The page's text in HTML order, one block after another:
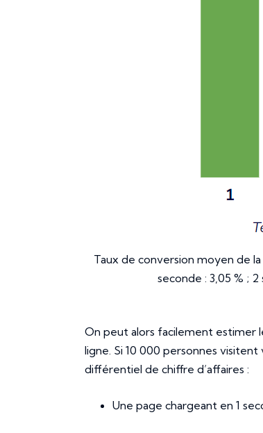
Taux de conversion moyen de
seconde : 3,05 % ; 2
On peut alors facilement estimer
ligne. Si 10 000 personnes
différentiel de chiffre d’affaires :
Une page chargeant en 1